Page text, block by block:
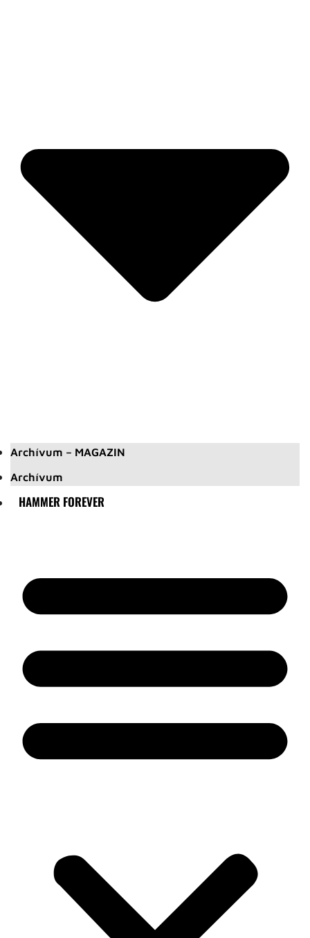
Archívum – MAGAZIN
Archívum
HAMMER FOREVER